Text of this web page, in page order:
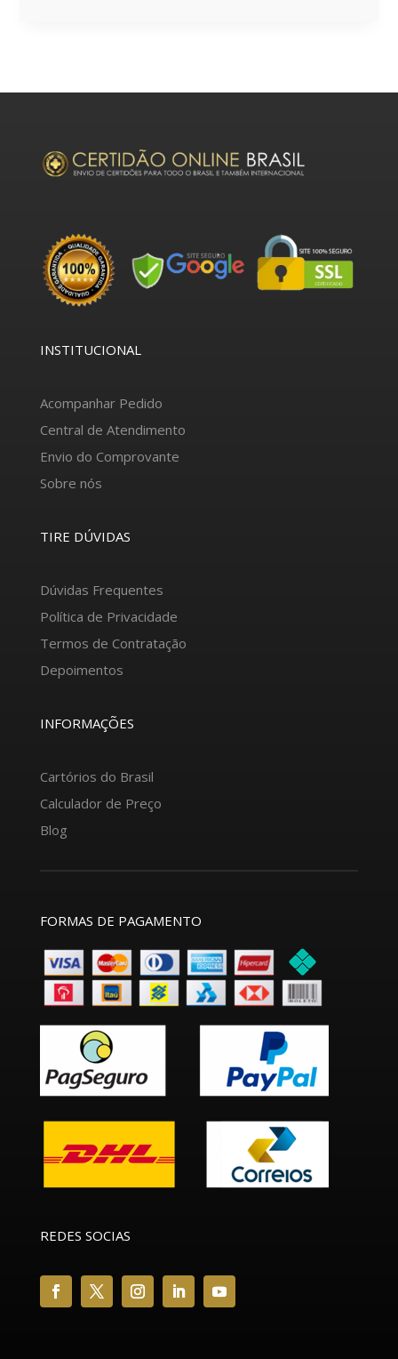
INSTITUCIONAL
Acompanhar Pedido
Central de Atendimento
Envio do Comprovante
Sobre nós
TIRE DÚVIDAS
Dúvidas Frequentes
Política de Privacidade
Termos de Contratação
Depoimentos
INFORMAÇÕES
Cartórios do Brasil
Calculador de Preço
Blog
FORMAS DE PAGAMENTO
REDES SOCIAS